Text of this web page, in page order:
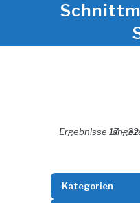
Ergebnisse 17 – 32 von 312
Kategorien